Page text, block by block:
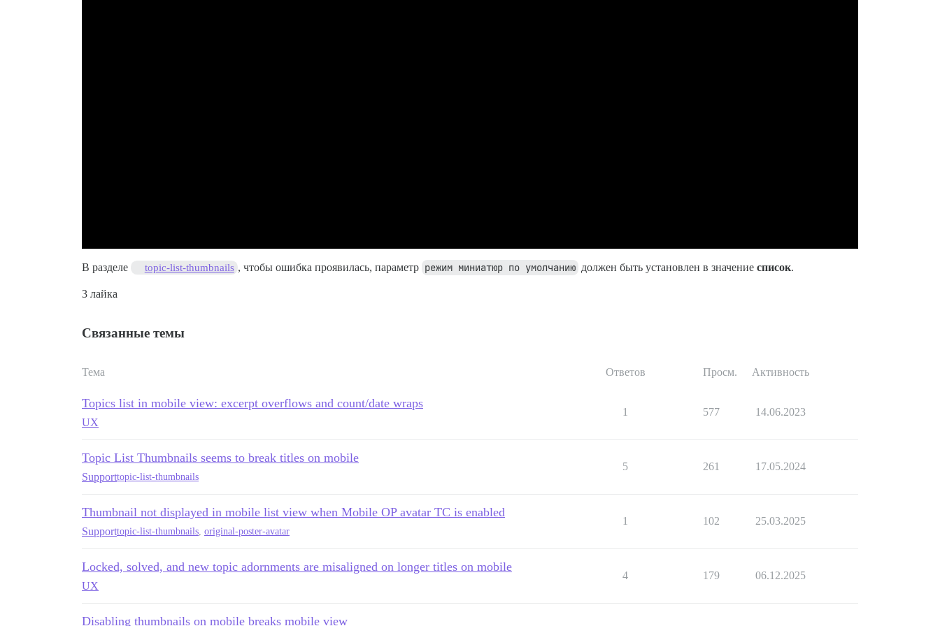
В разделе topic-list-thumbnails , чтобы ошибка проявилась, параметр режим миниатюр по умолчанию должен быть установлен в значение список.
3 лайка
Связанные темы
Тема Ответов Просм. Активность
Topics list in mobile view: excerpt overflows and count/date wraps
UX
1 577 14.06.2023
Topic List Thumbnails seems to break titles on mobile
Supporttopic-list-thumbnails
5 261 17.05.2024
Thumbnail not displayed in mobile list view when Mobile OP avatar TC is enabled
Supporttopic-list-thumbnails, original-poster-avatar
1 102 25.03.2025
Locked, solved, and new topic adornments are misaligned on longer titles on mobile
UX
4 179 06.12.2025
Disabling thumbnails on mobile breaks mobile view